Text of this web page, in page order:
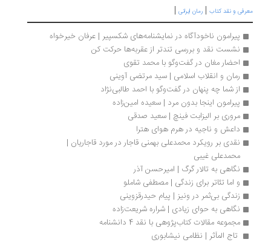
و نقد کتاب|رمان ایرانی|
پیرامون ناخودآگاه در نمایشنامه‌های شکسپیر | عرفان خیرخواه
نشست نقد و بررسی تندتر از عقربه‌ها حرکت کن
احضار مغان در گفت‌وگو با محمد تقوی
رمان و انقلاب اسلامی | سید مرتضی آوینی
از شما چه پنهان در گفت‌وگو با احمد طالبی‌نژاد
پیرامون اینجا بدون مرد | سعیده امین‌زاده
مروری بر الیزابت فینچ | سعید صدقی
داعش و ناجیه در هرم هوای هترا
نقدی بر رویکرد محمدعلی بهمنی قاجار در مورد قاجاریان |
محمدعلی غیبی
نگاهی به تالار گرگ | امیرحسن آذر
و اما تئاتر برای زندگی | مصطفی شاملو
زندگی بی‌ثمر در ونیز | پیام حیدرقزوینی
نگاهی به حوای زیادی | شراره شریعت‌زاده
مجموعه مقالات کتاب‌پژوهی با نقد 4 دانشنامه
تاج المآثر | نظامی نیشابوری